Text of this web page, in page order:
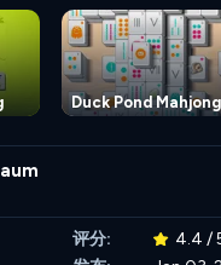
Duck Pond Mahjong
评分: 4.4 /